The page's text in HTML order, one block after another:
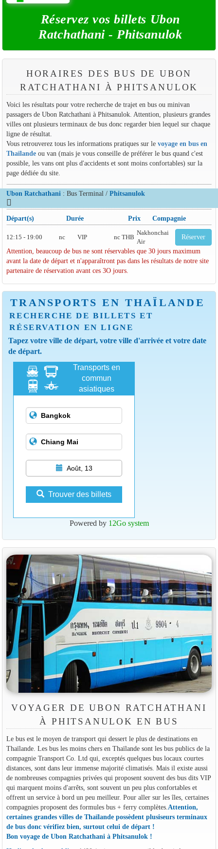
Réservez vos billets Ubon
Ratchathani - Phitsanulok
HORAIRES DES BUS DE UBON
RATCHATHANI À PHITSANULOK
Voici les résultats pour votre recherche de trajet en bus ou minivan
passagers de Ubon Ratchathani à Phitsanulok. Attention, plusieurs grandes
villes ont plusieurs terminaux de bus donc regarder bien lequel sur chaque
ligne de résultat.
Vous retrouverez tous les informations pratiques sur le voyage en bus en
Thaïlandeou van (mais je vous conseille de préférer le bus quand c'est
possible, les vans ont plus d'accidents et sont moins confortables) sur la
page dédiée du site.
Ubon Ratchathani : Bus Terminal / Phitsanulok
Départ(s) Durée Prix Compagnie
12:15 - 19:00 nc VIP nc THB
Nakhonchai
Air
Réserver
Attention, beaucoup de bus ne sont réservables que 30 jours maximum
avant la date de départ et n'apparaîtront pas dans les résultats de notre site
partenaire de réservation avant ces 3O jours.
TRANSPORTS EN THAÏLANDE
RECHERCHE DE BILLETS ET
RÉSERVATION EN LIGNE
Tapez votre ville de départ, votre ville d'arrivée et votre date
de départ.
Transports en
commun
asiatiques
Août, 13
Trouver des billets
Powered by 12Go system
VOYAGER DE UBON RATCHATHANI
À PHITSANULOK EN BUS
Le bus est le moyen de transport qui dessert le plus de destinations en
Thaïlande. Les bus les moins chers en Thaïlande sont les bus publics de la
compagnie Transport Co. Ltd qui, exceptés quelques bus locaux courtes
distances, sont dans leur immense majorité climatisés. Mais il existe aussi
de nombreuses compagnies privées qui proposent souvent des bus dits VIP
qui marquent moins d'arrêts, sont souvent un peu plus confortables et
offrent un service à bord un peu meilleur. Pour aller sur les îles, certaines
compagnies proposent des formules bus + ferry complètes. Attention,
certaines grandes villes de Thaïlande possèdent plusiseurs terminaux
de bus donc vérifiez bien, surtout celui de départ !
Bon voyage de Ubon Ratchathani à Phitsanulok !